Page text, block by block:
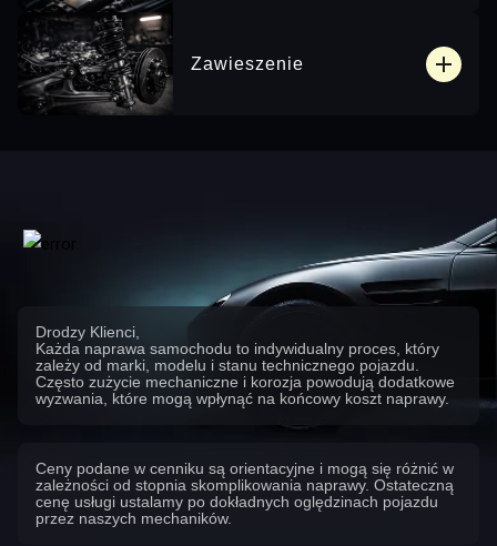
Zawieszenie
Drodzy Klienci,
Każda naprawa samochodu to indywidualny proces, który
zależy od marki, modelu i stanu technicznego pojazdu.
Często zużycie mechaniczne i korozja powodują dodatkowe
wyzwania, które mogą wpłynąć na końcowy koszt naprawy.
Ceny podane w cenniku są orientacyjne i mogą się różnić w
zależności od stopnia skomplikowania naprawy. Ostateczną
cenę usługi ustalamy po dokładnych oględzinach pojazdu
przez naszych mechaników.